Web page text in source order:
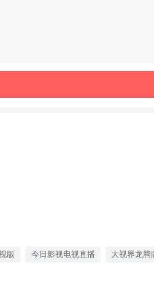
版 今日影视电视直播 大视界龙腾